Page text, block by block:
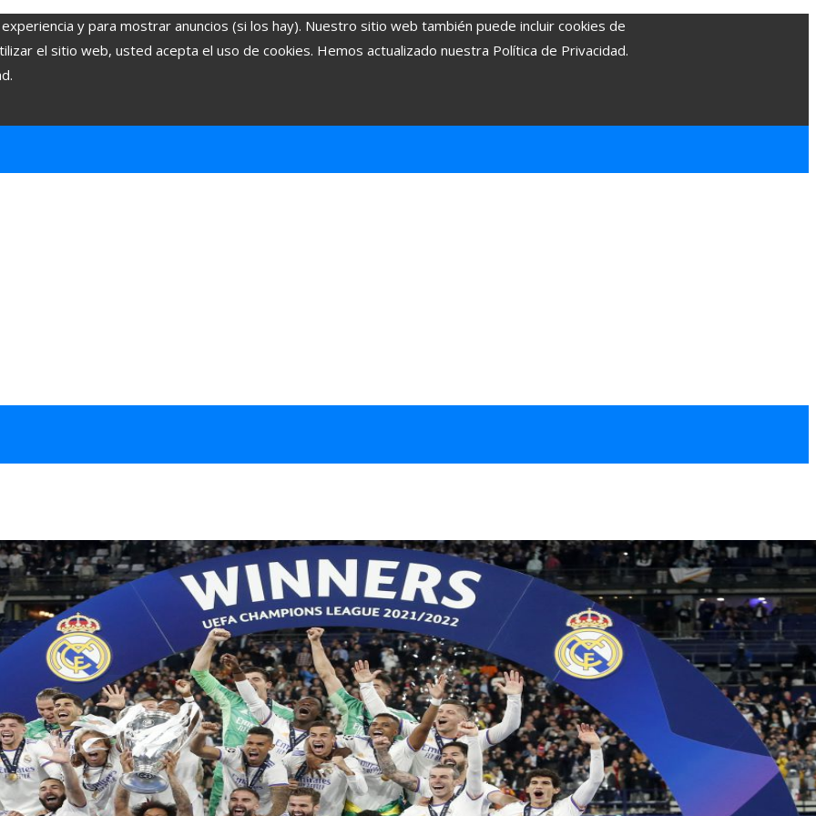
y para mostrar anuncios (si los hay). Nuestro sitio web también puede incluir cookies de
el sitio web, usted acepta el uso de cookies. Hemos actualizado nuestra Política de Privacidad.